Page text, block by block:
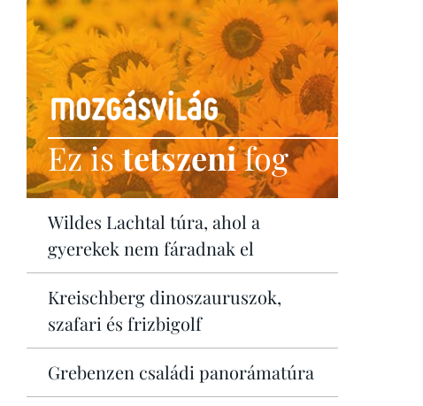
Ez istetszenifog
Wildes Lachtal túra, ahol a
gyerekek nem fáradnak el
Kreischberg dinoszauruszok,
szafari és frizbigolf
Grebenzen családi panorámatúra